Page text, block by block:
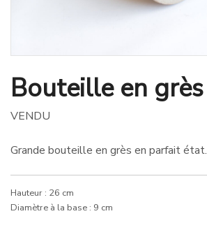
Bouteille en grès
VENDU
Grande bouteille en grès en parfait état.
Hauteur : 26 cm
Diamètre à la base : 9 cm